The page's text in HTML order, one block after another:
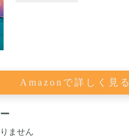
Amazonで詳しく見る
ません